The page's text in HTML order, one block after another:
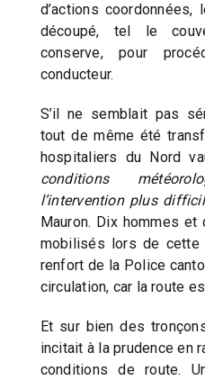
d’actions
découpé, tel le
conserve, pour
conducteur.
S’il ne semblait pas
tout de même été
hospitaliers du Nord
conditions
l’intervention plus
Mauron. Dix hommes
mobilisés lors de cette
renfort de la Police
circulation, car la route
Et sur bien des
incitait à la prudence en
conditions de route.